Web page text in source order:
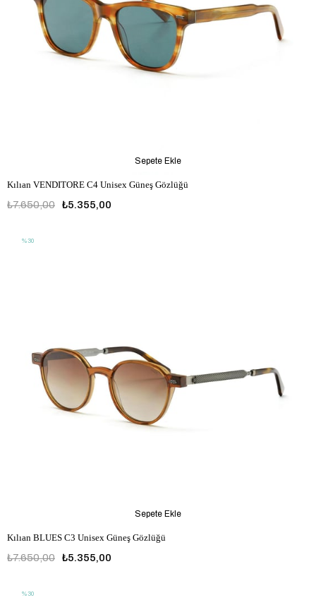
Kılıan VENDITORE C4 Unisex Güneş Gözlüğü
₺5.355,00
₺7.650,00
Sepete Ekle
Kılıan BLUES C3 Unisex Güneş Gözlüğü
₺5.355,00
₺7.650,00
Sepete Ekle
%30
%30